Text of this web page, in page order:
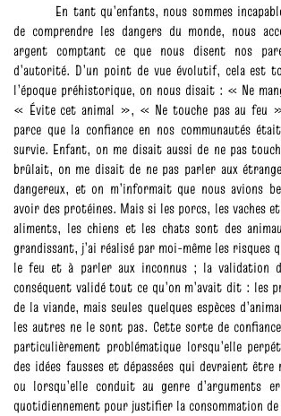
En tant qu’enfants, nous sommes
de comprendre les dangers du monde, nous
argent comptant ce que nous disent nos
d’autorité. D’un point de vue évolutif, cela est
l’époque préhistorique, on nous disait : « Ne
« Évite cet animal », « Ne touche pas au feu
parce que la confiance en nos communautés
survie. Enfant, on me disait aussi de ne pas
brûlait, on me disait de ne pas parler aux
dangereux, et on m’informait que nous avions
avoir des protéines. Mais si les porcs, les vaches
aliments, les chiens et les chats sont des
grandissant, j’ai réalisé par moi-même les risques
le feu et à parler aux inconnus ; la validation
conséquent validé tout ce qu’on m’avait dit : les
de la viande, mais seules quelques espèces
les autres ne le sont pas. Cette sorte de
particulièrement problématique lorsqu’elle
des idées fausses et dépassées qui devraient être
ou lorsqu’elle conduit au genre d’arguments
quotidiennement pour justifier la consommation